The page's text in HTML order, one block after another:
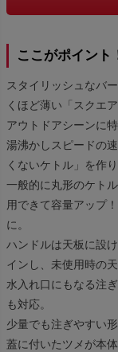
ここがポイント
スタイリッシュなバ
くほど薄い「スクエ
アウトドアシーンに
湯沸かしスピードの
くないケトル」を作り
一般的に丸形のケト
用できて容量アップ
に。
ハンドルは天板に設
インし、未使用時の
水入れ口にもなる注
も対応。
少量でも注ぎやすい形
蓋に付いたツメが本